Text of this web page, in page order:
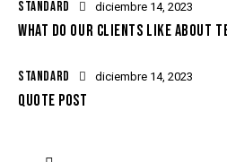
STANDARD diciembre 14, 2023
WHAT DO OUR CLIENTS LIKE ABOUT
STANDARD diciembre 14, 2023
QUOTE POST